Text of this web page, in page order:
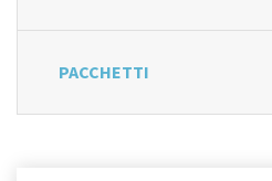
PACCHETTI